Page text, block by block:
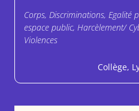
Corps, Discriminations, Egalité
espace public, Harcèlement/
Violences
Collège,